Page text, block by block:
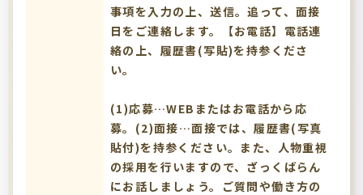
事項を入力の上、送信。追って、面接
日をご連絡します。【お電話】電話連
絡の上、履歴書(写貼)を持参くださ
い。
(1)応募…WEBまたはお電話から応
募。(2)面接…面接では、履歴書(写真
貼付)を持参ください。また、人物重視
の採用を行いますので、ざっくばらん
にお話しましょう。ご質問や働き方の